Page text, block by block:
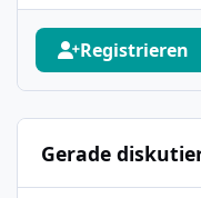
Registrieren
Gerade